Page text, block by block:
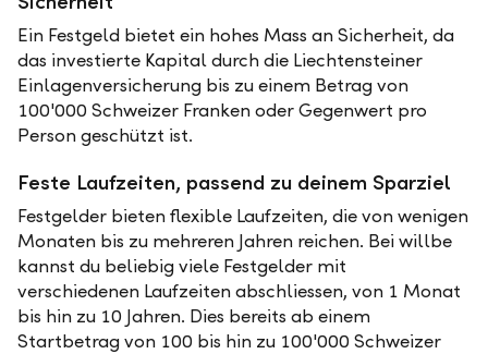
Ein Festgeld bietet ein hohes Mass an Sicherheit, da
das investierte Kapital durch die Liechtensteiner
Einlagenversicherung bis zu einem Betrag von
100'000 Schweizer Franken oder Gegenwert pro
Person geschützt ist.
Feste Laufzeiten, passend zu deinem Sparziel
Festgelder bieten flexible Laufzeiten, die von wenigen
Monaten bis zu mehreren Jahren reichen. Bei willbe
kannst du beliebig viele Festgelder mit
verschiedenen Laufzeiten abschliessen, von 1 Monat
bis hin zu 10 Jahren. Dies bereits ab einem
Startbetrag von 100 bis hin zu 100'000 Schweizer